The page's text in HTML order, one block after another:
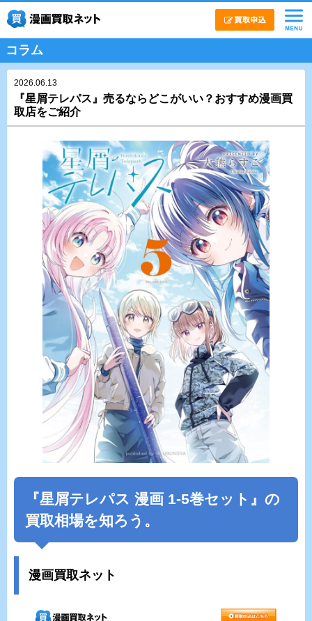
コラム
2026.06.13
『星屑テレパス』売るならどこがいい？おすすめ漫画買
取店をご紹介
『星屑テレパス 漫画 1-5巻セット』の
買取相場を知ろう。
漫画買取ネット